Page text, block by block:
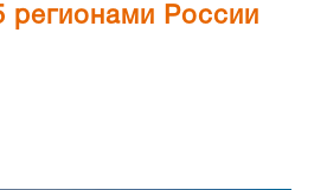
регионами России